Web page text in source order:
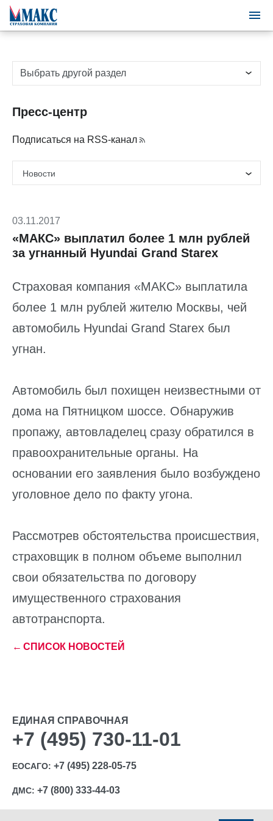
Пресс-центр
Подписаться на RSS-канал
03.11.2017
«МАКС» выплатил более 1 млн рублей
за угнанный Hyundai Grand Starex
Страховая компания «МАКС» выплатила
более 1 млн рублей жителю Москвы, чей
автомобиль Hyundai Grand Starex был
угнан.
Автомобиль был похищен неизвестными от
дома на Пятницком шоссе. Обнаружив
пропажу, автовладелец сразу обратился в
правоохранительные органы. На
основании его заявления было возбуждено
уголовное дело по факту угона.
Рассмотрев обстоятельства происшествия,
страховщик в полном объеме выполнил
свои обязательства по договору
имущественного страхования
автотранспорта.
← СПИСОК НОВОСТЕЙ
Выбрать другой раздел
ЕДИНАЯ СПРАВОЧНАЯ
+7 (495) 730-11-01
ЕОСАГО: +7 (495) 228-05-75
ДМС: +7 (800) 333-44-03